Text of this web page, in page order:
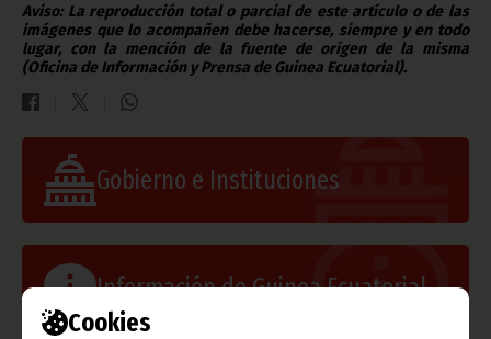
Cookies
Aviso: La reproducción total o parcial de este artículo o de las
imágenes que lo acompañen debe hacerse, siempre y en todo
lugar, con la mención de la fuente de origen de la misma
(Oficina de Información y Prensa de Guinea Ecuatorial).
Gobierno e Instituciones
Información de Guinea Ecuatorial